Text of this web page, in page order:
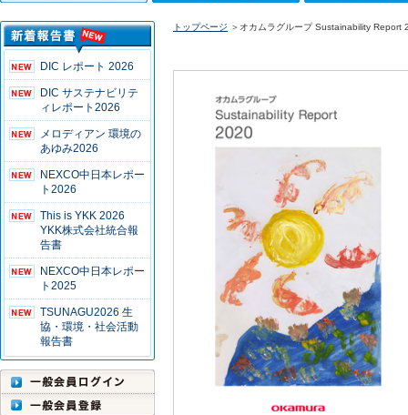
DIC レポート 2026
DIC サステナビリテ
ィレポート2026
メロディアン 環境の
あゆみ2026
NEXCO中日本レポー
ト2026
This is YKK 2026
YKK株式会社統合報
告書
NEXCO中日本レポー
ト2025
TSUNAGU2026 生
協・環境・社会活動
報告書
トップページ ＞オカムラグループ Sustainability Report